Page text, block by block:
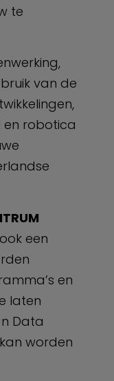
te
van de
en robotica
een
en
laten
Data
worden